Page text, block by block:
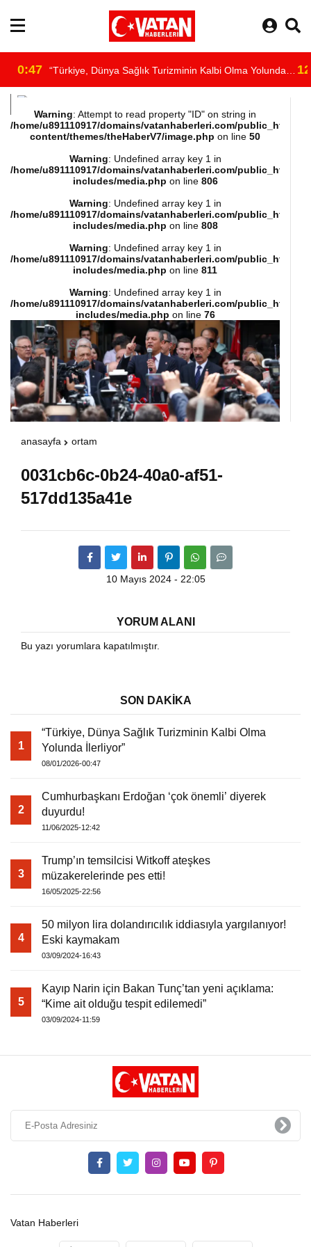
0:47 “Türkiye, Dünya Sağlık Turizminin Kalbi Olma Yolunda
content/themes/theHaberV7/dosyalar/moduller/header-
havadurumu.php
on line 16
Warning : Attempt to read property
/home/u891110917/domains/
content/themes/theHaberV7/dosyalar/
Warning: Attempt to read property "ID" on string in
/home/u891110917/domains/vatanhaberleri.com/public_html/
content/themes/theHaberV7/image.php on line 50
Warning: Undefined array key 1 in
/home/u891110917/domains/vatanhaberleri.com/public_html/
includes/media.php on line 806
Warning: Undefined array key 1 in
/home/u891110917/domains/vatanhaberleri.com/public_html/
includes/media.php on line 808
Warning: Undefined array key 1 in
/home/u891110917/domains/vatanhaberleri.com/public_html/
includes/media.php on line 811
Warning: Undefined array key 1 in
/home/u891110917/domains/vatanhaberleri.com/public_html/
includes/media.php on line 76
anasayfa ortam
0031cb6c-0b24-40a0-af51-
517dd135a41e
10 Mayıs 2024 - 22:05
YORUM ALANI
Bu yazı yorumlara kapatılmıştır.
SON DAKİKA
1
“Türkiye, Dünya Sağlık Turizminin Kalbi Olma
Yolunda İlerliyor”
08/01/2026-00:47
2
Cumhurbaşkanı Erdoğan ‘çok önemli’ diyerek
duyurdu!
11/06/2025-12:42
3
Trump’ın temsilcisi Witkoff ateşkes
müzakerelerinde pes etti!
16/05/2025-22:56
4
50 milyon lira dolandırıcılık iddiasıyla yargılanıyor!
Eski kaymakam
03/09/2024-16:43
5
Kayıp Narin için Bakan Tunç’tan yeni açıklama:
“Kime ait olduğu tespit edilemedi”
03/09/2024-11:59
Vatan Haberleri